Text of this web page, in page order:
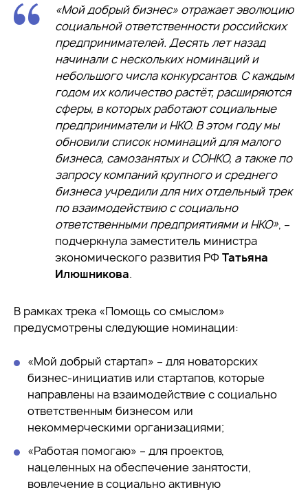
«Мой добрый бизнес» отражает эволюцию
социальной ответственности российских
предпринимателей. Десять лет назад
начинали с нескольких номинаций и
небольшого числа конкурсантов. С каждым
годом их количество растёт, расширяются
сферы, в которых работают социальные
предприниматели и НКО. В этом году мы
обновили список номинаций для малого
бизнеса, самозанятых и СОНКО, а также по
запросу компаний крупного и среднего
бизнеса учредили для них отдельный трек
по взаимодействию с социально
ответственными предприятиями и НКО», –
подчеркнула заместитель министра
экономического развития РФ Татьяна
Илюшникова.
В рамках трека «Помощь со смыслом»
предусмотрены следующие номинации:
«Мой добрый стартап» – для новаторских
бизнес-инициатив или стартапов, которые
направлены на взаимодействие с социально
ответственным бизнесом или
некоммерческими организациями;
«Работая помогаю» – для проектов,
нацеленных на обеспечение занятости,
вовлечение в социально активную